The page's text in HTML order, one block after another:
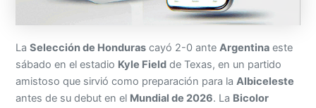
LaSelección de Honduras cayó 2-0 anteArgentina este
sábado en el estadio Kyle Field de Texas, en un partido
amistoso que sirvió como preparación para laAlbiceleste
antes de su debut en el Mundial de 2026. La Bicolor